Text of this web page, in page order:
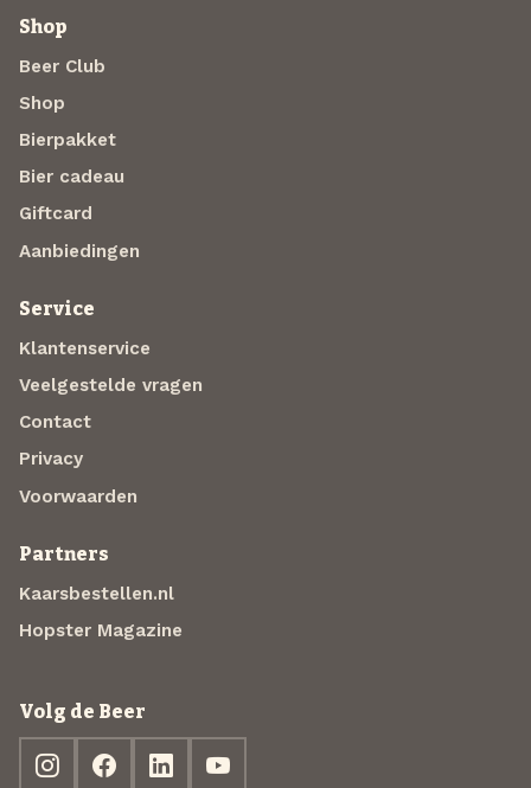
Shop
Beer Club
Shop
Bierpakket
Bier cadeau
Giftcard
Aanbiedingen
Service
Klantenservice
Veelgestelde vragen
Contact
Privacy
Voorwaarden
Partners
Kaarsbestellen.nl
Hopster Magazine
Volg de Beer